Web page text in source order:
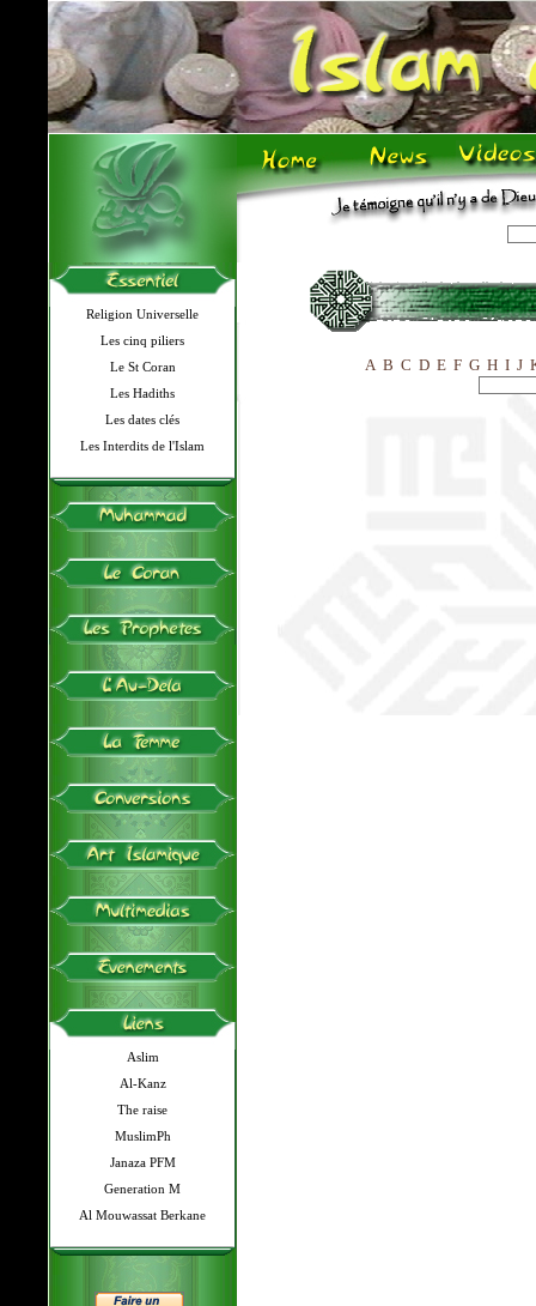
Religion Universelle
Les cinq piliers
Le St Coran
Les Hadiths
Les dates clés
Les Interdits de l'Islam
Aslim
Al-Kanz
The raise
MuslimPh
Janaza PFM
Generation M
Al Mouwassat Berkane
A B C D E F G H I J